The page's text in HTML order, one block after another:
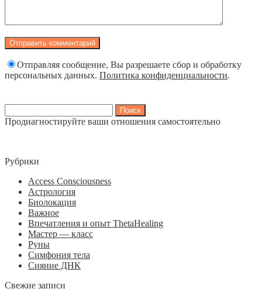
Отправляя сообщение, Вы разрешаете сбор и обработку
персональных данных. Политика конфиденциальности.
Продиагностируйте ваши отношения самостоятельно
Рубрики
Access Consciousness
Астрология
Биолокация
Важное
Впечатления и опыт ThetaHealing
Мастер — класс
Руны
Симфония тела
Сияние ДНК
Свежие записи